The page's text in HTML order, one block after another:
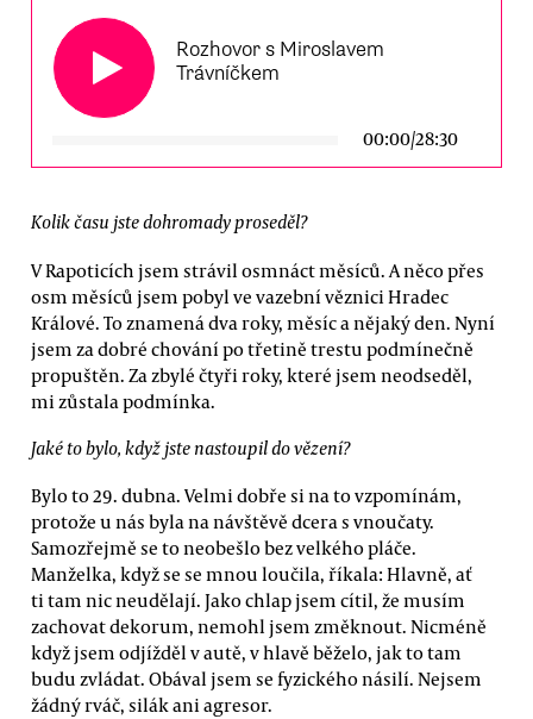
00:00/28:30
Rozhovor s Miroslavem
Trávníčkem
Kolik času jste dohromady proseděl?
V Rapoticích jsem strávil osmnáct měsíců. A něco přes
osm měsíců jsem pobyl ve vazební věznici Hradec
Králové. To znamená dva roky, měsíc a nějaký den. Nyní
jsem za dobré chování po třetině trestu podmínečně
propuštěn. Za zbylé čtyři roky, které jsem neodseděl,
mi zůstala podmínka.
Jaké to bylo, když jste nastoupil do vězení?
Bylo to 29. dubna. Velmi dobře si na to vzpomínám,
protože u nás byla na návštěvě dcera s vnoučaty.
Samozřejmě se to neobešlo bez velkého pláče.
Manželka, když se se mnou loučila, říkala: Hlavně, ať
ti tam nic neudělají. Jako chlap jsem cítil, že musím
zachovat dekorum, nemohl jsem změknout. Nicméně
když jsem odjížděl v autě, v hlavě běželo, jak to tam
budu zvládat. Obával jsem se fyzického násilí. Nejsem
žádný rváč, silák ani agresor.